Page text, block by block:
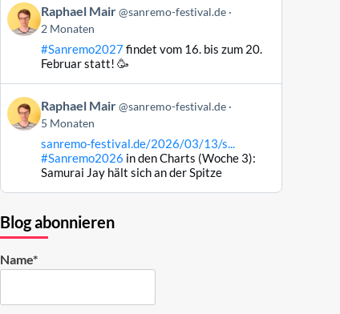
Beitrag
von
Raphael
Bluesky
ansehen
Raphael Mair @sanremo-festival.de
2 Monaten
#Sanremo2027findet vom 16. bis zum 20.
Februar statt! 🥳
Beitrag
von
Raphael
Raphael Mair @sanremo-festival.de
5 Monaten
sanremo-festival.de/2026/03/13/s...
#Sanremo2026 in den Charts (Woche 3):
Samurai Jay hält sich an der Spitze
Blog abonnieren
Name*